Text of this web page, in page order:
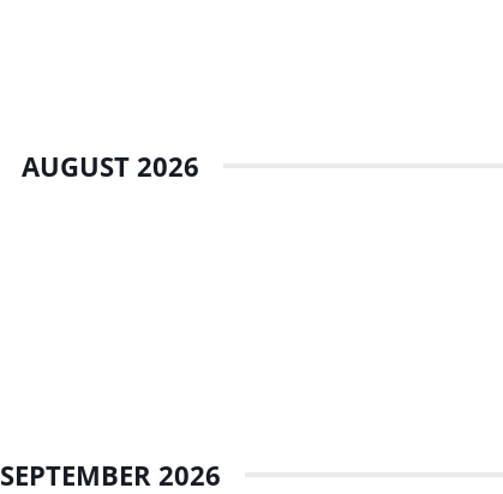
AUGUST 2026
SEPTEMBER 2026